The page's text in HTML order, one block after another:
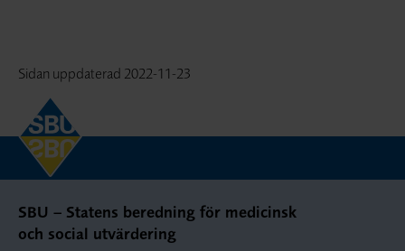
Sidan uppdaterad 2022-11-23
SBU – Statens beredning för medicinsk
och social utvärdering